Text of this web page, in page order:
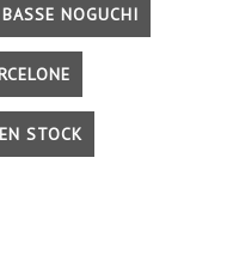
NOGUCHI
STOCK